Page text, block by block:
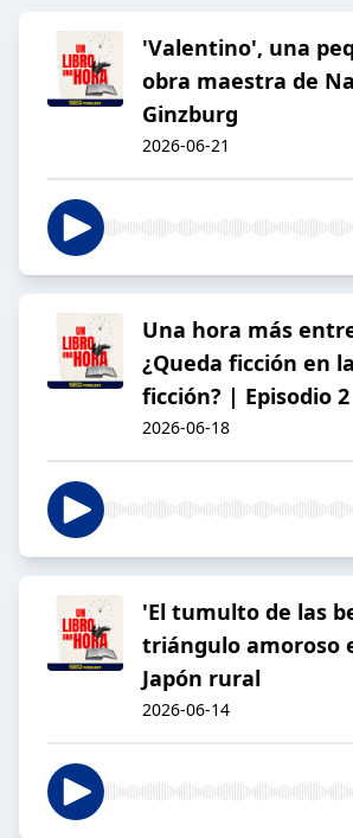
'Valentino', una
obra maestra de
Ginzburg
2026-06-21
Una hora más
¿Queda ficción en
ficción? | Episodio 2
2026-06-18
'El tumulto de las
triángulo amoroso
Japón rural
2026-06-14